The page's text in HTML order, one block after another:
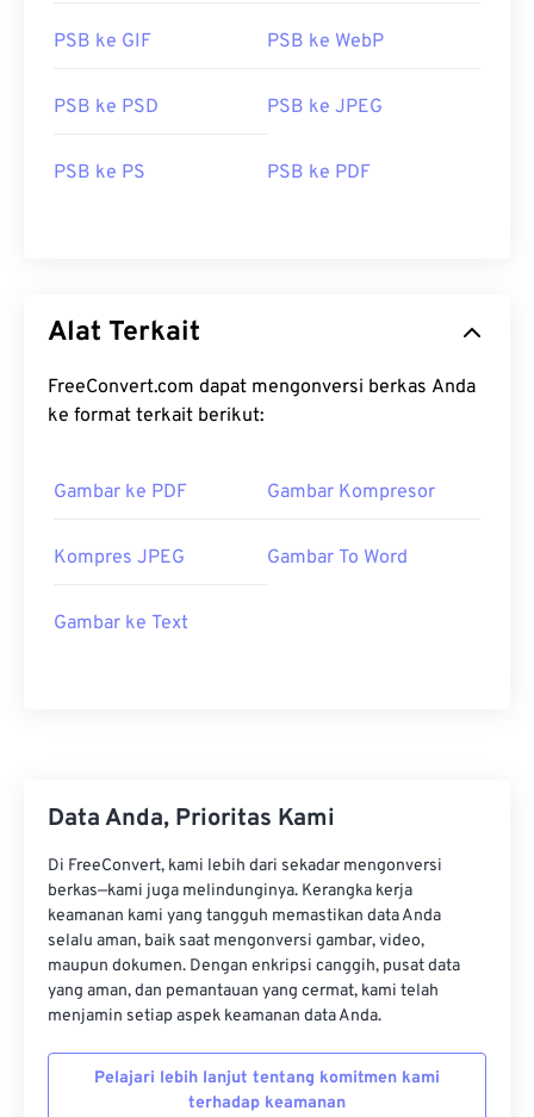
PSB ke GIF PSB ke WebP
PSB ke PSD PSB ke JPEG
PSB ke PS PSB ke PDF
Alat Terkait
FreeConvert.com dapat mengonversi berkas Anda
ke format terkait berikut:
Gambar ke PDF Gambar Kompresor
Kompres JPEG Gambar To Word
Gambar ke Text
Data Anda, Prioritas Kami
Di FreeConvert, kami lebih dari sekadar mengonversi
berkas—kami juga melindunginya. Kerangka kerja
keamanan kami yang tangguh memastikan data Anda
selalu aman, baik saat mengonversi gambar, video,
maupun dokumen. Dengan enkripsi canggih, pusat data
yang aman, dan pemantauan yang cermat, kami telah
menjamin setiap aspek keamanan data Anda.
Pelajari lebih lanjut tentang komitmen kami
terhadap keamanan